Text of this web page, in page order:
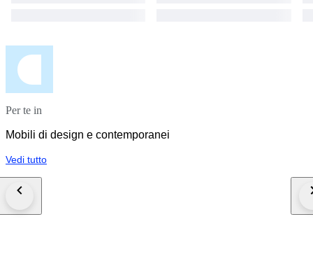
Per te in
Mobili di design e contemporanei
Vedi tutto